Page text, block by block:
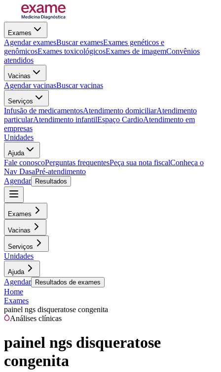
Exames
Agendar examesBuscar examesExames genéticos e
genômicosExames toxicológicosExames de imagemConvênios
atendidos
Vacinas
Agendar vacinasBuscar vacinas
Serviços
Infusão de medicamentosAtendimento domiciliarAtendimento
particularAtendimento infantilEspaço CardioAtendimento em
empresas
Unidades
Ajuda
Fale conoscoPerguntas frequentesPeça sua nota fiscalConheça o
Nav DasaPré-atendimento
Agendar
Resultados
Exames
Vacinas
Serviços
Unidades
Ajuda
Agendar Resultados de exames
Home
Exames
painel ngs disqueratose congenita
Análises clínicas
painel ngs disqueratose
congenita